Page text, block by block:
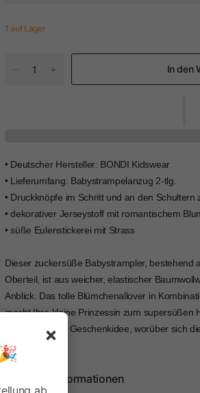
1 auf Lager
In den
• Deutscher Hersteller: BONDI Kidswear
• Lieferumfang: Babystrampelanzug 2-tlg.
• Druckknöpfe im Schritt und an den
• dekorativer Jerseystoff mit romantischem
• süße Eulenstickerei mit Strass
Dieser zuckersüße Babystrampler, bestehend
Oberteil, ist aus weicher, elastischer
Anblick. Das tolle Blümchenallover in
macht Ihre kleine Prinzessin zum supersüßen
Taufe eine tolle Geschenkidee, worüber sich
freuen.
Herstellerinformationen
×
ab